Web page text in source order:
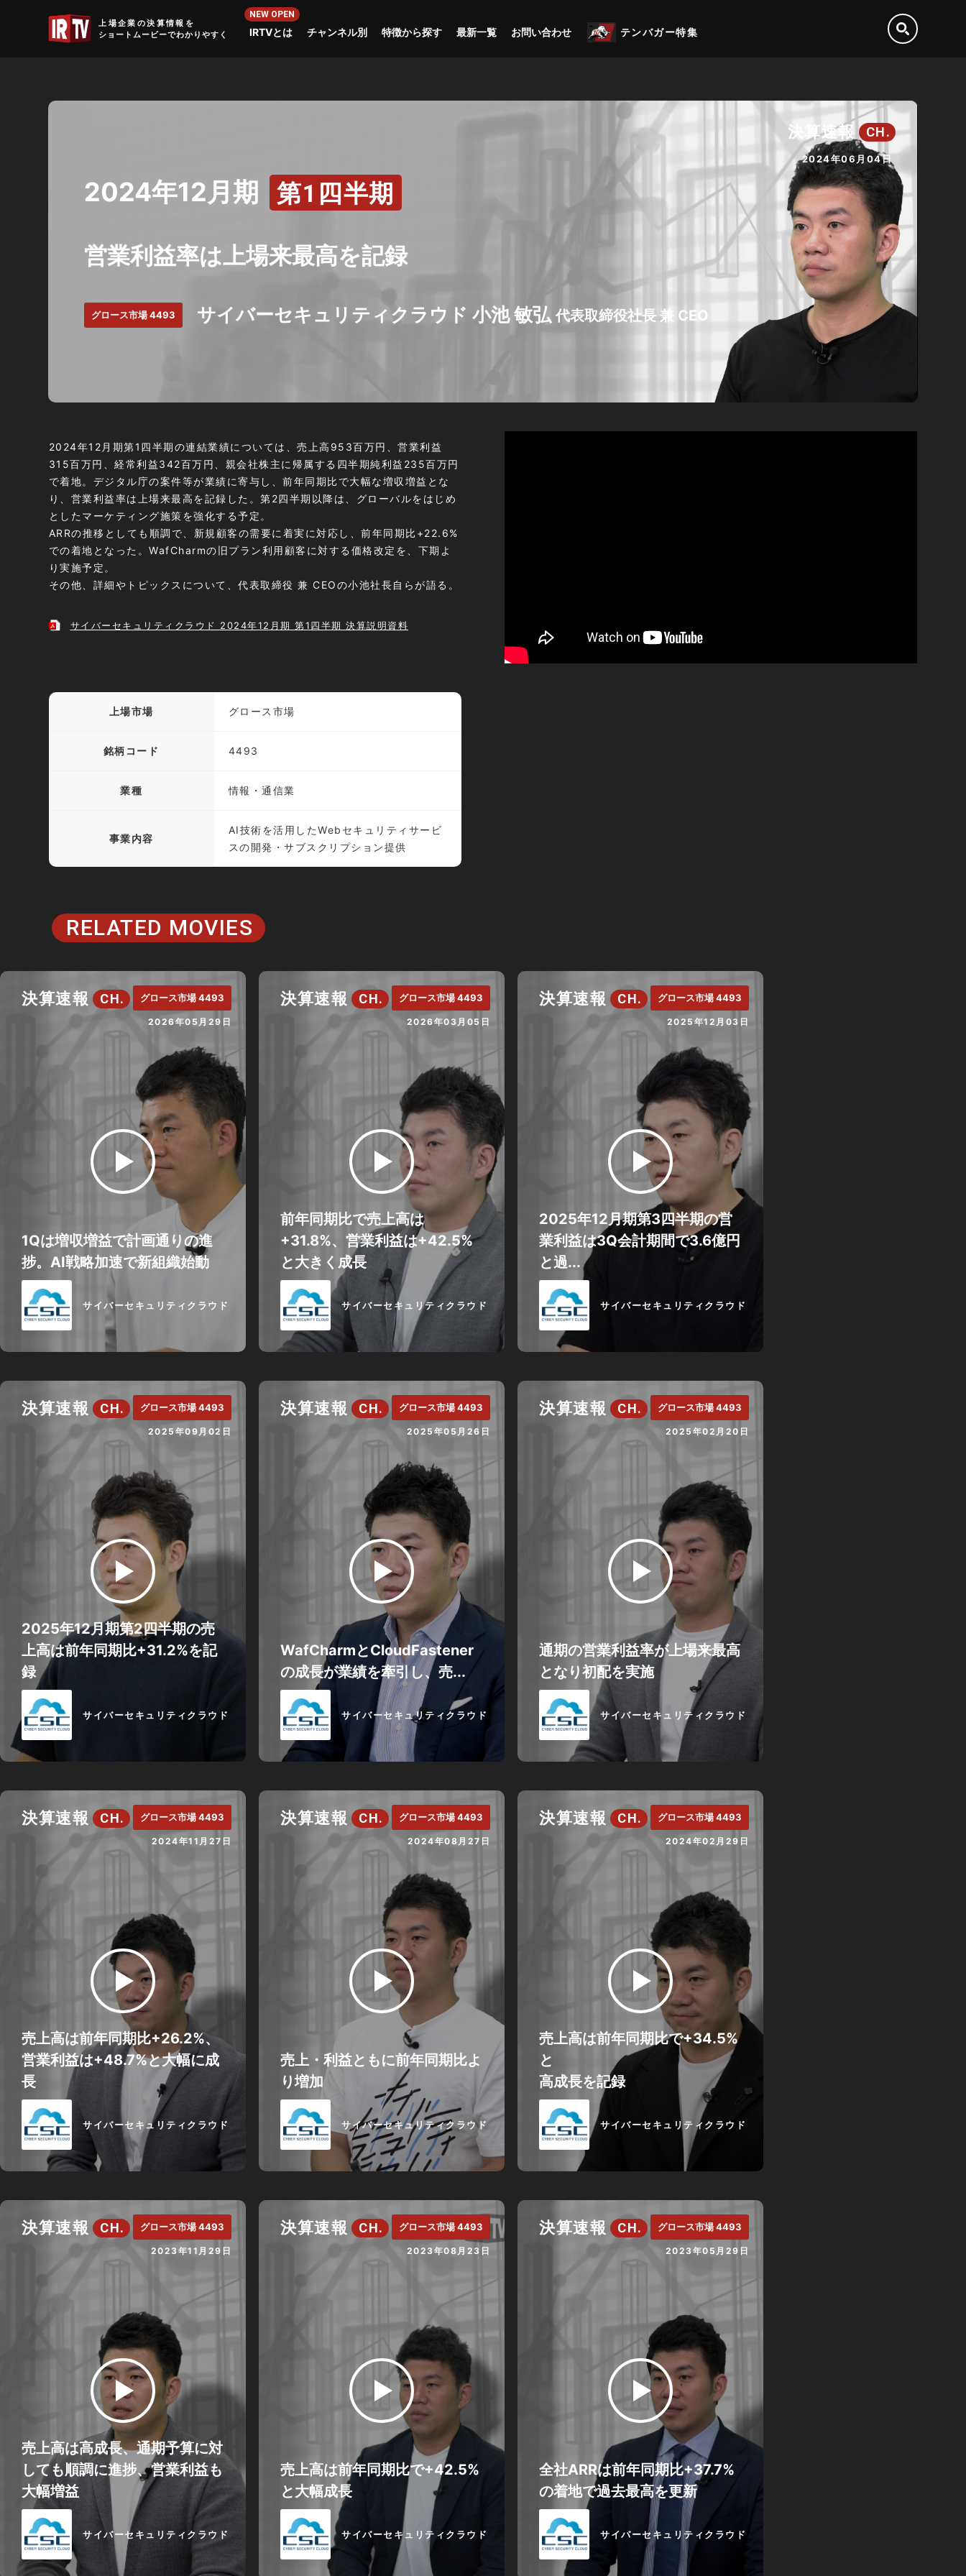
上場企業の決算情報を
ショートムービーでわかりやすく
IRTVとは チャンネル別 特徴から探す 最新一覧 お問い合わせ テンバガー特集
決算速報 CH.
2024年06月04日
2024年12月期 第1四半期
営業利益率は上場来最高を記録
グロース市場 4493 サイバーセキュリティクラウド 小池 敏弘代表取締役社長 兼 CEO
2024年12月期第1四半期の連結業績については、売上高953百万円、営業利益
315百万円、経常利益342百万円、親会社株主に帰属する四半期純利益235百万円
で着地。デジタル庁の案件等が業績に寄与し、前年同期比で大幅な増収増益とな
り、営業利益率は上場来最高を記録した。 第2四半期 以降は、グローバルをはじめ
としたマーケティング施策を強化する予定。
ARRの推移としても順調で、新規顧客の需要に着実に対応し、前年同期比+22.6%
での着地となった。WafCharmの旧プラン利用顧客に対する価格改定を、下期よ
り実施予定。
その他、詳細やトピックスについて、代表取締役 兼 CEOの小池社長自らが語る。
サイバーセキュリティクラウド 2024年12月期 第1四半期 決算説明資料
上場市場 グロース市場
銘柄コード 4493
業種 情報・通信業
事業内容
AI技術を活用したWebセキュリティサービ
スの開発・サブスクリプション提供
RELATED MOVIES
決算速報 CH. グロース市場 4493
2026年05月29日
サイバーセキュリティクラウド
1Qは増収増益で計画通りの進
捗。AI戦略加速で新組織始動
決算速報 CH. グロース市場 4493
2026年03月05日
サイバーセキュリティクラウド
前年同期比で売上高は
+31.8%、営業利益は+42.5%
と大きく成長
決算速報 CH. グロース市場 4493
2025年12月03日
サイバーセキュリティクラウド
2025年12月期第3四半期の営
業利益は3Q会計期間で3.6億円
と過...
決算速報 CH. グロース市場 4493
2025年09月02日
サイバーセキュリティクラウド
2025年12月期第2四半期の売
上高は前年同期比+31.2%を記
録
決算速報 CH. グロース市場 4493
2025年05月26日
サイバーセキュリティクラウド
WafCharmとCloudFastener
の成長が業績を牽引し、売...
決算速報 CH. グロース市場 4493
2025年02月20日
サイバーセキュリティクラウド
通期の営業利益率が上場来最高
となり初配を実施
決算速報 CH. グロース市場 4493
2024年11月27日
サイバーセキュリティクラウド
売上高は前年同期比+26.2%、
営業利益は+48.7%と大幅に成
長
決算速報 CH. グロース市場 4493
2024年08月27日
サイバーセキュリティクラウド
売上・利益ともに前年同期比よ
り増加
決算速報 CH. グロース市場 4493
2024年02月29日
サイバーセキュリティクラウド
売上高は前年同期比で+34.5%
と
高成長を記録
決算速報 CH. グロース市場 4493
2023年11月29日
サイバーセキュリティクラウド
売上高は高成長、通期予算に対
しても順調に進捗、営業利益も
大幅増益
決算速報 CH. グロース市場 4493
2023年08月23日
サイバーセキュリティクラウド
売上高は前年同期比で+42.5%
と大幅成長
決算速報 CH. グロース市場 4493
2023年05月29日
サイバーセキュリティクラウド
全社ARRは前年同期比+37.7%
の着地で過去最高を更新